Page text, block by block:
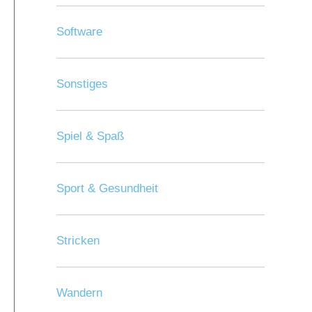
Software
Sonstiges
Spiel & Spaß
Sport & Gesundheit
Stricken
Wandern